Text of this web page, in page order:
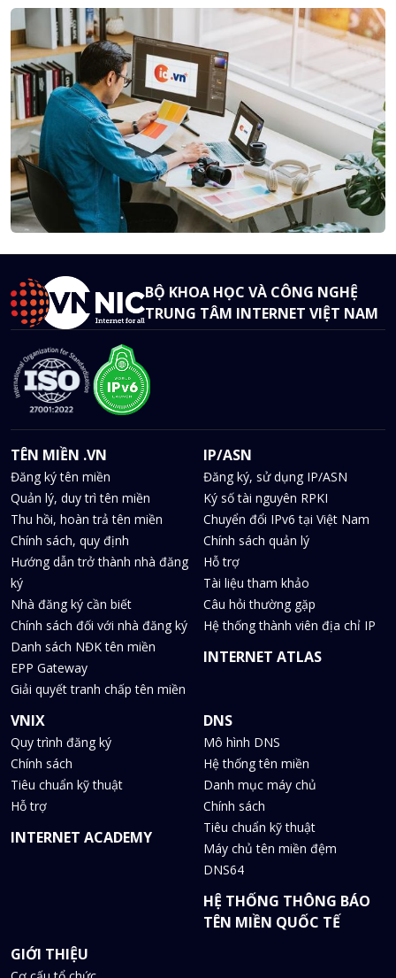
BỘ KHOA HỌC VÀ CÔNG NGHỆ
TRUNG TÂM INTERNET VIỆT NAM
TÊN MIỀN .VN
Đăng ký tên miền
Quản lý, duy trì tên miền
Thu hồi, hoàn trả tên miền
Chính sách, quy định
Hướng dẫn trở thành nhà đăng
ký
Nhà đăng ký cần biết
Chính sách đối với nhà đăng ký
Danh sách NĐK tên miền
EPP Gateway
Giải quyết tranh chấp tên miền
IP/ASN
Đăng ký, sử dụng IP/ASN
Ký số tài nguyên RPKI
Chuyển đổi IPv6 tại Việt Nam
Chính sách quản lý
Hỗ trợ
Tài liệu tham khảo
Câu hỏi thường gặp
Hệ thống thành viên địa chỉ IP
INTERNET ATLAS
VNIX
Quy trình đăng ký
Chính sách
Tiêu chuẩn kỹ thuật
Hỗ trợ
INTERNET ACADEMY
DNS
Mô hình DNS
Hệ thống tên miền
Danh mục máy chủ
Chính sách
Tiêu chuẩn kỹ thuật
Máy chủ tên miền đệm
DNS64
HỆ THỐNG THÔNG BÁO
TÊN MIỀN QUỐC TẾ
GIỚI THIỆU